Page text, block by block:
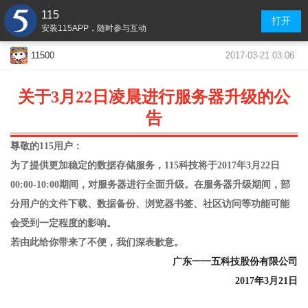
115
安装115APP，随时参与互动
打开
11500 2017-03-21 03:06
关于3月22日凌晨进行服务器升级的公
告
尊敬的115用户：
为了提供更加稳定的数据存储服务，115科技将于2017年3月22日
00:00-10:00期间，对服务器进行全面升级。在服务器升级期间，部
分用户的文件下载、数据备份、浏览器书签、社区访问等功能可能
会受到一定程度的影响。
若由此给你带来了不便，我们深表歉意。
广东一一五科技股份有限公司
2017年3月21日